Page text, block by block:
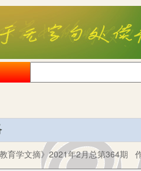
教育学文摘》2021年2月总第364期